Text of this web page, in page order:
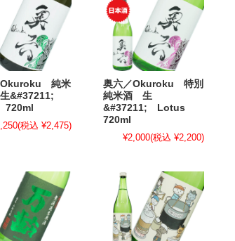
Okuroku 純米
&#37211;
(税込 ¥2,475)
奥六／Okuroku 特別
純米酒 生
&#37211; Lotus
720ml
¥2,000(税込 ¥2,200)